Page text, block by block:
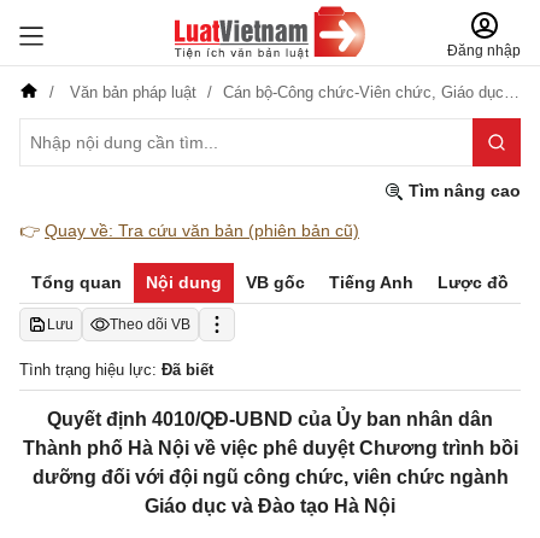
Đăng nhập
Văn bản pháp luật Cán bộ-Công chức-Viên chức, Giáo dục-Đào tạo-Dạy nghề
Tìm nâng cao
👉 Quay về: Tra cứu văn bản (phiên bản cũ)
Tổng quan Nội dung VB gốc Tiếng Anh Lược đồ
Lưu Theo dõi VB
Tình trạng hiệu lực: Đã biết
Quyết định 4010/QĐ-UBND của Ủy ban nhân dân
Thành phố Hà Nội về việc phê duyệt Chương trình bồi
dưỡng đối với đội ngũ công chức, viên chức ngành
Giáo dục và Đào tạo Hà Nội